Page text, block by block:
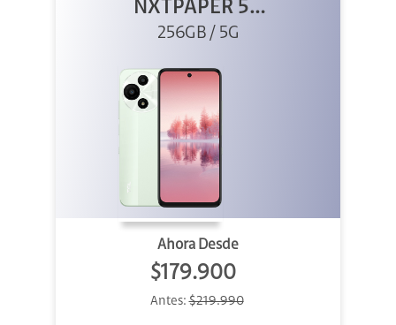
NXTPAPER 5G
256GB Verde
256GB / 5G
Ahora Desde
$179.900
Antes:$219.990